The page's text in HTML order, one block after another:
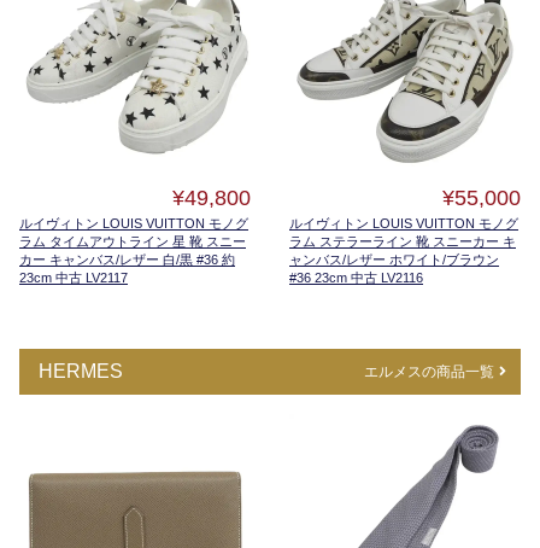
¥49,800
ルイヴィトン LOUIS VUITTON モノグ
ラム タイムアウトライン 星 靴 スニー
カー キャンバス/レザー 白/黒 #36 約
23cm 中古 LV2117
¥55,000
ルイヴィトン LOUIS VUITTON モノグ
ラム ステラーライン 靴 スニーカー キ
ャンバス/レザー ホワイト/ブラウン
#36 23cm 中古 LV2116
HERMES エルメスの商品一覧